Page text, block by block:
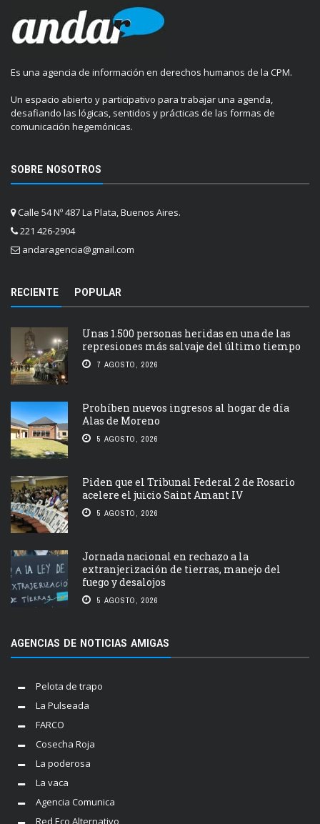
Es una agencia de información en derechos humanos de la CPM.
Un espacio abierto y participativo para trabajar una agenda,
desafiando las lógicas, sentidos y prácticas de las formas de
comunicación hegemónicas.
SOBRE NOSOTROS
Calle 54 Nº 487 La Plata, Buenos Aires.
221 426-2904
andaragencia@gmail.com
RECIENTE POPULAR
Unas 1.500 personas heridas en una de las
represiones más salvaje del último tiempo
7 AGOSTO, 2026
Prohíben nuevos ingresos al hogar de día
Alas de Moreno
5 AGOSTO, 2026
Piden que el Tribunal Federal 2 de Rosario
acelere el juicio Saint Amant IV
5 AGOSTO, 2026
Jornada nacional en rechazo a la
extranjerización de tierras, manejo del
fuego y desalojos
5 AGOSTO, 2026
AGENCIAS DE NOTICIAS AMIGAS
Pelota de trapo
La Pulseada
FARCO
Cosecha Roja
La poderosa
La vaca
Agencia Comunica
Red Eco Alternativo